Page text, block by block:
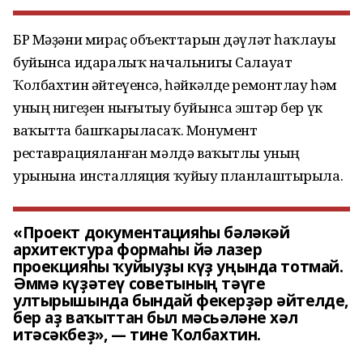
БР Мәҙәни мираҫ объекттарын дәүләт һаҡлауы
буйынса идаралыҡ начальнигы Салауат
Ҡолбахтин әйтеүенсә, һәйкәлде ремонтлау һәм
уның нигеҙен нығытыу буйынса эштәр бер үк
ваҡытта башҡарыласаҡ. Монумент
реставрацияланған мәлдә ваҡытлы уның
урынына инсталляция ҡуйыу планлаштырыла.
«Проект документацияһы бәләкәй
архитектура формаһы йә лазер
проекцияһы ҡуйыуҙы күҙ уңында тотмай.
Әммә күҙәтеү советының тәүге
ултырышында бындай фекерҙәр әйтелде,
бер аҙ ваҡыттан был мәсьәләне хәл
итәсәкбеҙ», — тине Ҡолбахтин.